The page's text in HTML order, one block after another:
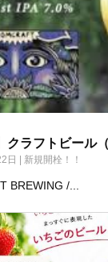
クラフトビール
日 | 新規開栓！！
BREWING /...